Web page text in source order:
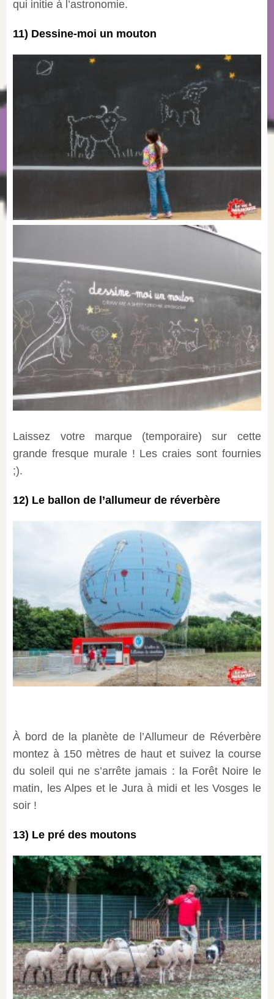
qui initie à l’astronomie.
11) Dessine-moi un mouton
Laissez votre marque (temporaire) sur cette
grande fresque murale ! Les craies sont fournies
;).
12) Le ballon de l’allumeur de réverbère
À bord de la planète de l’Allumeur de Réverbère
montez à 150 mètres de haut et suivez la course
du soleil qui ne s’arrête jamais : la Forêt Noire le
matin, les Alpes et le Jura à midi et les Vosges le
soir !
13) Le pré des moutons